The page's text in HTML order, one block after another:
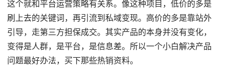
这个就和平台运营策略有关系。像这种项目，低价的多是
刷上去的关键词，再引流到私域变现。高价的多是靠站外
引导，走第三方担保成交。其实产品的本身并没有变化，
变得是人群，是平台，是信息差。所以一个小白解决产品
问题最好办法，买下那些热销资料。